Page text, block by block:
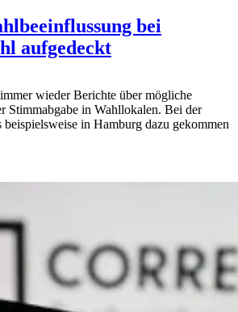
bei
aufgedeckt
wieder Berichte über mögliche
Stimmabgabe in Wahllokalen. Bei der
beispielsweise in Hamburg dazu gekommen